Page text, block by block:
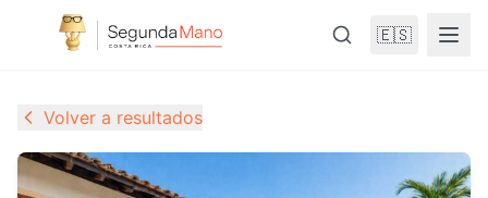
🇪🇸
Volver a resultados